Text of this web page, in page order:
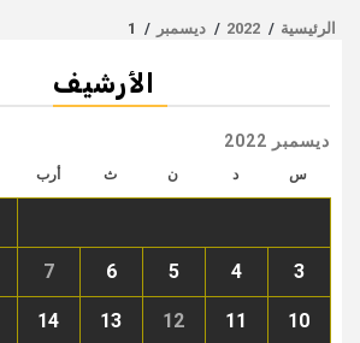
الرئيسية 2022 ديسمبر 1
الأرشيف
ديسمبر 2022
س د ن ث أرب
3
4
5
6
7
10
11
12
13
14